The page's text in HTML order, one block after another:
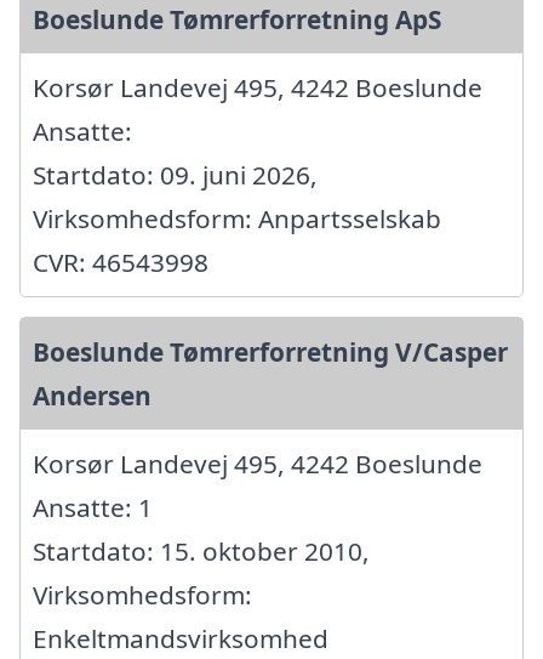
Boeslunde Tømrerforretning ApS
Korsør Landevej 495, 4242 Boeslunde
Ansatte:
Startdato: 09. juni 2026,
Virksomhedsform: Anpartsselskab
CVR: 46543998
Boeslunde Tømrerforretning V/Casper
Andersen
Korsør Landevej 495, 4242 Boeslunde
Ansatte: 1
Startdato: 15. oktober 2010,
Virksomhedsform:
Enkeltmandsvirksomhed